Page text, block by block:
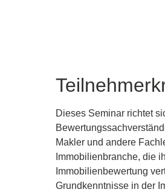
Dieses Seminar richtet
Makler und andere
Immobilienbranche, die
Immobilienbewertung
Grundkenntnisse in der